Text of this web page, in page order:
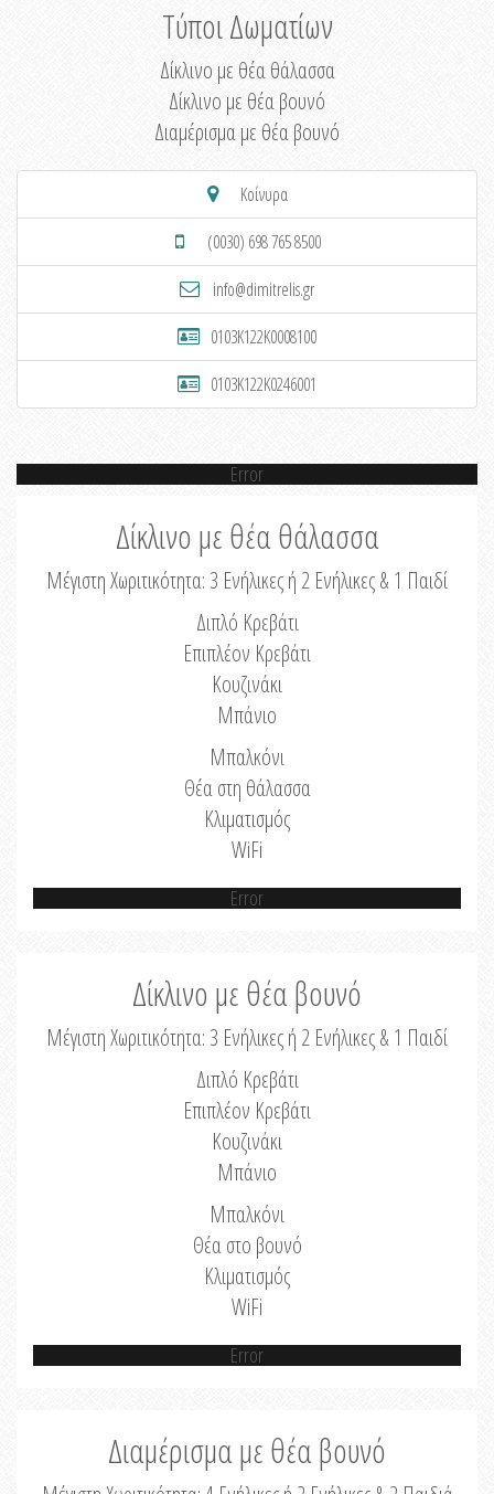
Τύποι Δωματίων
Δίκλινο με θέα θάλασσα
Δίκλινο με θέα βουνό
Διαμέρισμα με θέα βουνό
Κοίνυρα
(0030) 698 765 8500
info@dimitrelis.gr
0103K122K0008100
0103K122K0246001
Error
Δίκλινο με θέα θάλασσα
Μέγιστη Χωριτικότητα: 3 Ενήλικες ή 2 Ενήλικες & 1 Παιδί
Διπλό Κρεβάτι
Επιπλέον Κρεβάτι
Κουζινάκι
Μπάνιο
Μπαλκόνι
Θέα στη θάλασσα
Κλιματισμός
WiFi
Error
Δίκλινο με θέα βουνό
Μέγιστη Χωριτικότητα: 3 Ενήλικες ή 2 Ενήλικες & 1 Παιδί
Διπλό Κρεβάτι
Επιπλέον Κρεβάτι
Κουζινάκι
Μπάνιο
Μπαλκόνι
Θέα στο βουνό
Κλιματισμός
WiFi
Error
Διαμέρισμα με θέα βουνό